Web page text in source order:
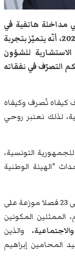
مداخلة هاتفية في
برنامج "موزاييك+" اليوم الجمعة 20 ماي 2022، أنّه يتميّز بتجربة
للشؤون
التصرّف في نفقاته
كيفاه نُصرف وكيفاه
لذلك نعتبر روحي
التونسية،
المتعلّق بإحداث "الهيئة الوطنية
ويشتمل المرسوم الرئاسي المحدث للهيئة على 23 فصلا موزعة على
والذين
المحامين إبراهيم